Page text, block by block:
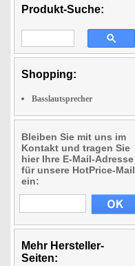
Produkt-Suche:
Shopping:
Basslautsprecher
Bleiben Sie mit uns im
Kontakt und tragen Sie
hier Ihre E-Mail-Adresse
für unsere HotPrice-Mail
ein:
Mehr Hersteller-
Seiten: